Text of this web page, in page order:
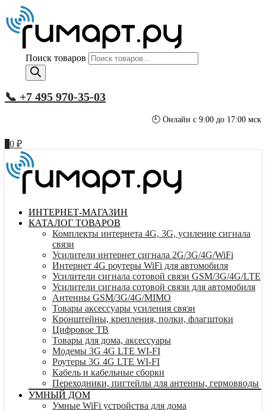
Поиск товаров
📞 +7 495 970-35-03
🕘 Онлайн с 9:00 до 17:00 мск
0 ₽
ИНТЕРНЕТ-МАГАЗИН
КАТАЛОГ ТОВАРОВ
Комплекты интернета 4G, 3G, усиление сигнала
связи
Усилители интернет сигнала 2G/3G/4G/WiFi
Интернет 4G роутеры WiFi для автомобиля
Усилители сигнала сотовой связи GSM/3G/4G/LTE
Усилители сигнала сотовой связи для автомобиля
Антенны GSM/3G/4G/MIMO
Товары аксессуары усиления связи
Кронштейны, крепления, полки, флагштоки
Цифровое ТВ
Товары для дома, аксессуары
Модемы 3G 4G LTE WI-FI
Роутеры 3G 4G LTE WI-FI
Кабель и кабельные сборки
Переходники, пигтейлы для антенны, гермовводы
УМНЫЙ ДОМ
Умные WiFi устройства для дома